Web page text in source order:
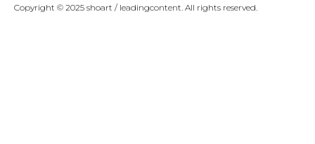
Copyright © 2025 shoart / leadingcontent. All rights reserved.